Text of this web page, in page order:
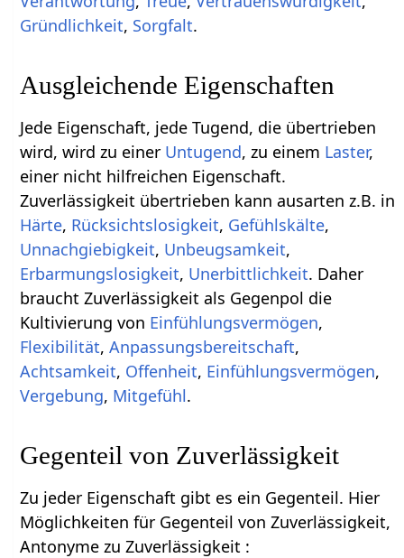
Gründlichkeit, Sorgfalt.
Ausgleichende Eigenschaften
Jede Eigenschaft, jede Tugend, die übertrieben
wird, wird zu einer Untugend, zu einem Laster,
einer nicht hilfreichen Eigenschaft.
Zuverlässigkeit übertrieben kann ausarten z.B. in
Härte, Rücksichtslosigkeit, Gefühlskälte,
Unnachgiebigkeit, Unbeugsamkeit,
Erbarmungslosigkeit, Unerbittlichkeit. Daher
braucht Zuverlässigkeit als Gegenpol die
Kultivierung von Einfühlungsvermögen,
Flexibilität,Anpassungsbereitschaft,
Achtsamkeit, Offenheit, Einfühlungsvermögen,
Vergebung, Mitgefühl.
Gegenteil von Zuverlässigkeit
Zu jeder Eigenschaft gibt es ein Gegenteil. Hier
Möglichkeiten für Gegenteil von Zuverlässigkeit,
Antonyme zu Zuverlässigkeit :